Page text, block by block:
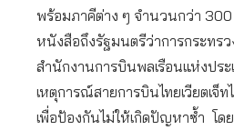
พร้อมภาคีต่าง ๆ จำนวนกว่า
หนังสือถึงรัฐมนตรีว่าการกระทร
สำนักงานการบินพลเรือนแห่งปร
เหตุการณ์สายการบินไทยเวียตเจ็
เพื่อป้องกันไม่ให้เกิดปัญหาซ้ำ โด